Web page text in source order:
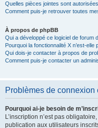
Quelles pièces jointes sont
Comment puis-je retrouver toutes
À propos de phpBB
Qui a développé ce logiciel de forum
Pourquoi la fonctionnalité X n’est-elle
Qui dois-je contacter à propos de
Comment puis-je contacter un
Problèmes de connexion
Pourquoi ai-je besoin de
L’inscription n’est pas
publication aux utilisateurs